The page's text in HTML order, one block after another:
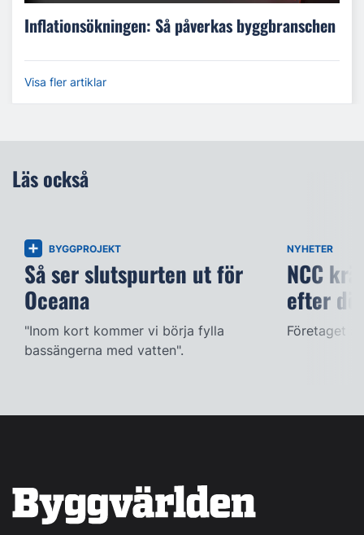
Inflationsökningen: Så påverkas byggbranschen
Visa fler artiklar
Läs också
BYGGPROJEKT
Så ser slutspurten ut för
Oceana
"Inom kort kommer vi börja fylla
bassängerna med vatten".
NYHETER
NCC
efter
Företaget